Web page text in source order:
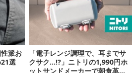
派お
選
「電子レンジ調理で、耳までサ
クサク…!?」ニトリの1,990円ホ
ットサンドメーカーで朝食革命